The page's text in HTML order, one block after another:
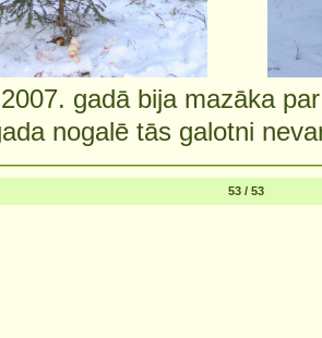
gadā bija mazāka
nogalē tās galotni
53 / 53